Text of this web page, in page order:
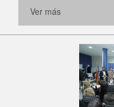
Ver más